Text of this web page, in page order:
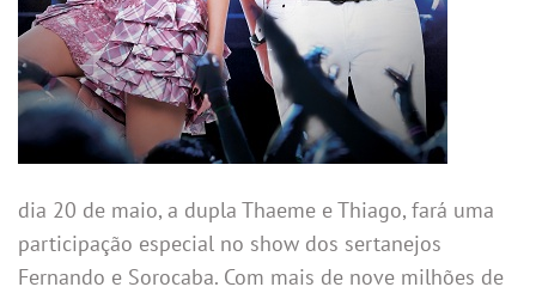
dia 20 de maio, a dupla Thaeme e Thiago, fará uma
participação especial no show dos sertanejos
Fernando e Sorocaba. Com mais de nove milhões de